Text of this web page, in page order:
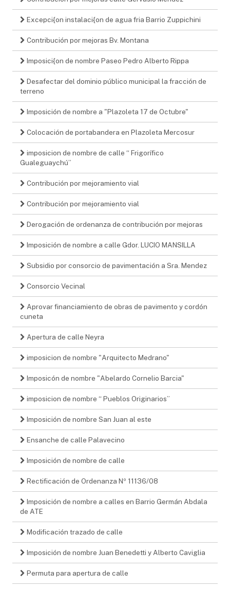
Excepci{on instalaci{on de agua fria Barrio Zuppichini
Contribución por mejoras Bv. Montana
Imposici{on de nombre Paseo Pedro Alberto Rippa
Desafectar del dominio público municipal la fracción de
terreno
Imposición de nombre a "Plazoleta 17 de Octubre"
Colocación de portabandera en Plazoleta Mercosur
imposicion de nombre de calle “ Frigorífico
Gualeguaychú”
Contribución por mejoramiento vial
Contribución por mejoramiento vial
Derogación de ordenanza de contribución por mejoras
Imposición de nombre a calle Gdor. LUCIO MANSILLA
Subsidio por consorcio de pavimentación a Sra. Mendez
Consorcio Vecinal
Aprovar financiamiento de obras de pavimento y cordón
cuneta
Apertura de calle Neyra
imposicion de nombre "Arquitecto Medrano"
Imposicón de nombre "Abelardo Cornelio Barcia"
imposicion de nombre “ Pueblos Originarios”
Imposición de nombre San Juan al este
Ensanche de calle Palavecino
Imposición de nombre de calle
Rectificación de Ordenanza Nº 11136/08
Imposición de nombre a calles en Barrio Germán Abdala
de ATE
Modificación trazado de calle
Imposición de nombre Juan Benedetti y Alberto Caviglia
Permuta para apertura de calle